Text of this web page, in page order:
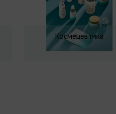
Космецевтика